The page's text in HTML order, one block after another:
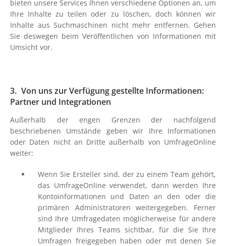
bieten unsere Services Ihnen verschiedene Optionen an, um
Ihre Inhalte zu teilen oder zu löschen, doch können wir
Inhalte aus Suchmaschinen nicht mehr entfernen. Gehen
Sie deswegen beim Veröffentlichen von Informationen mit
Umsicht vor.
Von uns zur Verfügung gestellte Informationen:
Partner und Integrationen
Außerhalb der engen Grenzen der nachfolgend
beschriebenen Umstände geben wir Ihre Informationen
oder Daten nicht an Dritte außerhalb von UmfrageOnline
weiter:
Wenn Sie Ersteller sind, der zu einem Team gehört,
das UmfrageOnline verwendet, dann werden Ihre
Kontoinformationen und Daten an den oder die
primären Administratoren weitergegeben. Ferner
sind Ihre Umfragedaten möglicherweise für andere
Mitglieder Ihres Teams sichtbar, für die Sie Ihre
Umfragen freigegeben haben oder mit denen Sie